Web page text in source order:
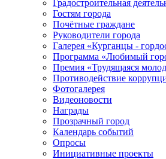
Градостроительная
Гостям города
Почётные граждане
Руководители города
Галерея «Курганцы -
Программа «Любимый
Премия «Трудящаяся
Противодействие
Фотогалерея
Видеоновости
Награды
Прозрачный город
Календарь событий
Опросы
Инициативные проекты